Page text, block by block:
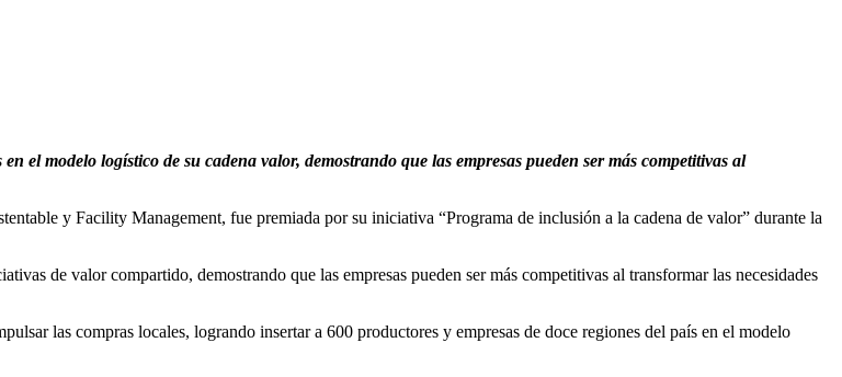
el modelo logístico de su cadena valor, demostrando que las empresas pueden ser más competitivas al
y Facility Management, fue premiada por su iniciativa “Programa de inclusión a la cadena de valor” durante la
de valor compartido, demostrando que las empresas pueden ser más competitivas al transformar las necesidades
las compras locales, logrando insertar a 600 productores y empresas de doce regiones del país en el modelo